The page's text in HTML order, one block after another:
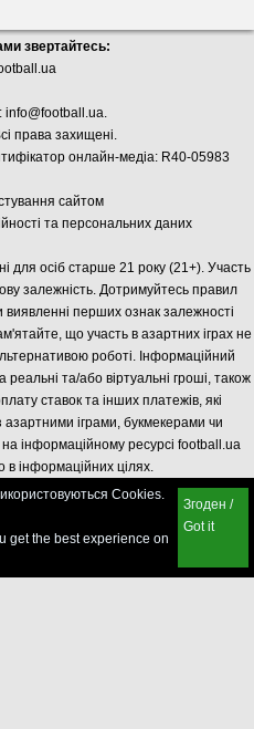
звертайтесь:
info@football.ua.
права захищені.
онлайн-медіа: R40-05983
сайтом
та персональних даних
для осіб старше 21 року (21+). Участь
залежність. Дотримуйтесь правил
виявленні перших ознак залежності
що участь в азартних іграх не
роботі. Інформаційний
та/або віртуальні гроші, також
ставок та інших платежів, які
азартними іграми, букмекерами чи
інформаційному ресурсі football.ua
в інформаційних цілях.
Cookies.
get the best experience on
Згоден /
Got it